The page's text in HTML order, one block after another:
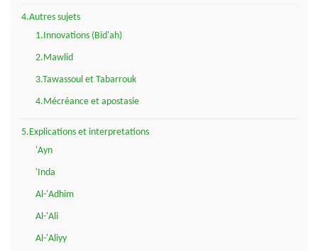
4.Autres sujets
1.Innovations (Bid'ah)
2.Mawlid
3.Tawassoul et Tabarrouk
4.Mécréance et apostasie
5.Explications et interpretations
'Ayn
'Inda
Al-'Adhim
Al-'Ali
Al-'Aliyy